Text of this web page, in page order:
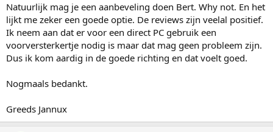
Natuurlijk mag je een aanbeveling doen Bert. Why not. En het
lijkt me zeker een goede optie. De reviews zijn veelal positief.
Ik neem aan dat er voor een direct PC gebruik een
voorversterkertje nodig is maar dat mag geen probleem zijn.
Dus ik kom aardig in de goede richting en dat voelt goed.
Nogmaals bedankt.
Greeds Jannux